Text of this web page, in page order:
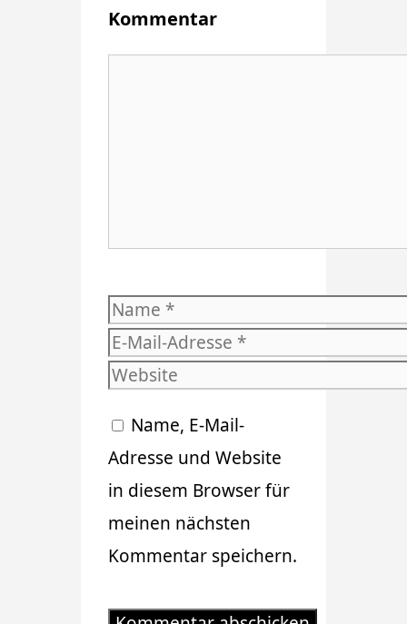
Kommentar
Name
E-
Mail-
Website
Name, E-Mail-
Adresse und Website
in diesem Browser für
meinen nächsten
Kommentar speichern.